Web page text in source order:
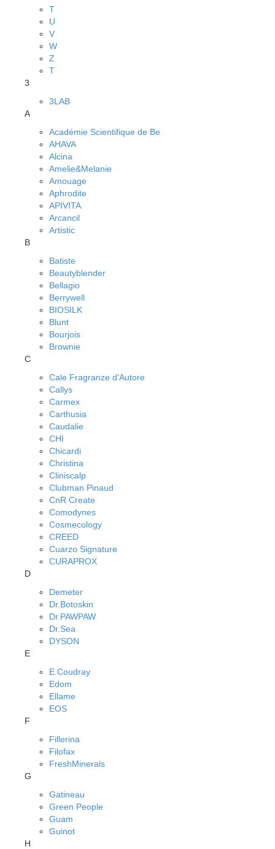
T
U
V
W
Z
Т
3
3LAB
A
Académie Scientifique de Be
AHAVA
Alcina
Amelie&Melanie
Amouage
Aphrodite
APIVITA
Arcancil
Artistic
B
Batiste
Beautyblender
Bellagio
Berrywell
BIOSILK
Blunt
Bourjois
Brownie
C
Cale Fragranze d'Autore
Callys
Carmex
Carthusia
Caudalie
CHI
Chicardi
Christina
Cliniscalp
Clubman Pinaud
CnR Create
Comodynes
Cosmecology
CREED
Cuarzo Signature
CURAPROX
D
Demeter
Dr.Botoskin
Dr.PAWPAW
Dr.Sea
DYSON
E
E.Coudray
Edom
Ellame
EOS
F
Fillerina
Filofax
FreshMinerals
G
Gatineau
Green People
Guam
Guinot
H